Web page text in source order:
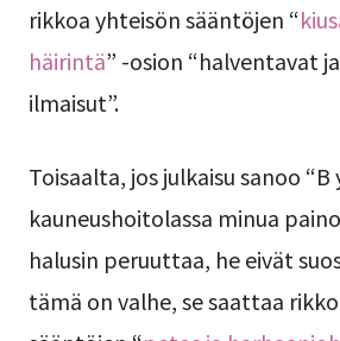
rikkoa yhteisön sääntöjen “
häirintä” -osion “halventavat
ilmaisut”.
Toisaalta, jos julkaisu sanoo
kauneushoitolassa minua
halusin peruuttaa, he eivät
tämä on valhe, se saattaa